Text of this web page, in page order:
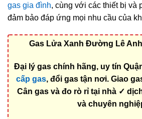
gas gia đình, cùng với các thiết bị và
đảm bảo đáp ứng mọi nhu cầu của
Gas Lửa Xanh Đường Lê
Đại lý gas chính hãng, uy tín
cấp gas, đổi gas tận nơi. Giao
Cân gas và đo rò rỉ tại nhà ✓
và chuyên